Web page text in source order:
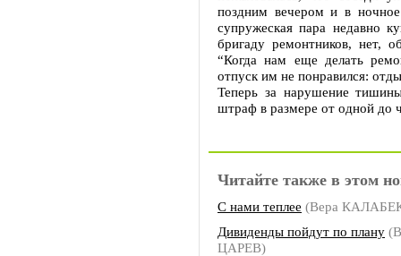
поздним вечером и в
супружеская пара недавно
бригаду ремонтников, нет,
“Когда нам еще делать
отпуск им не понравился:
Теперь за нарушение
штраф в размере от одной до
Читайте также в этом
С нами теплее (Вера
Дивиденды пойдут по плану
ЦАРЕВ)